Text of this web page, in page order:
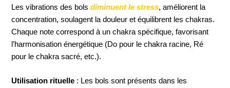
Les vibrations des bolsdiminuent le stress, améliorent la
concentration, soulagent la douleur et équilibrent les chakras.
Chaque note correspond à un chakra spécifique, favorisant
l’harmonisation énergétique (Do pour le chakra racine, Ré
pour le chakra sacré, etc.).
Utilisation rituelle : Les bols sont présents dans les